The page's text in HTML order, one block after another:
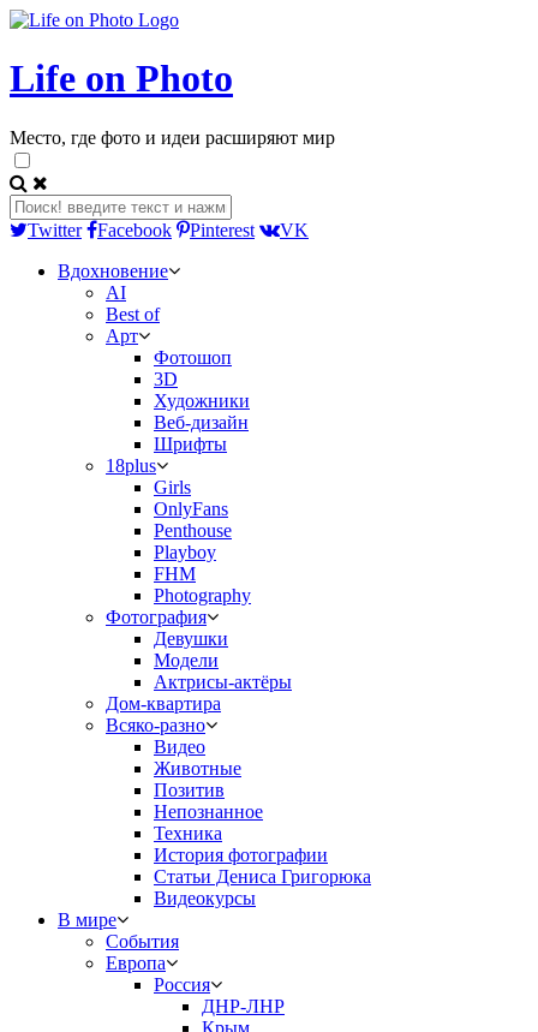
Life on Photo
Место, где фото и идеи расширяют мир
Twitter Facebook Pinterest
VK
Вдохновение
AI
Best of
Арт
Фотошоп
3D
Художники
Веб-дизайн
Шрифты
18plus
Girls
OnlyFans
Penthouse
Playboy
FHM
Photography
Фотография
Девушки
Модели
Актрисы-актёры
Дом-квартира
Всяко-разно
Видео
Животные
Позитив
Непознанное
Техника
История фотографии
Статьи Дениса Григорюка
Видеокурсы
В мире
События
Европа
Россия
ДНР-ЛНР
Крым